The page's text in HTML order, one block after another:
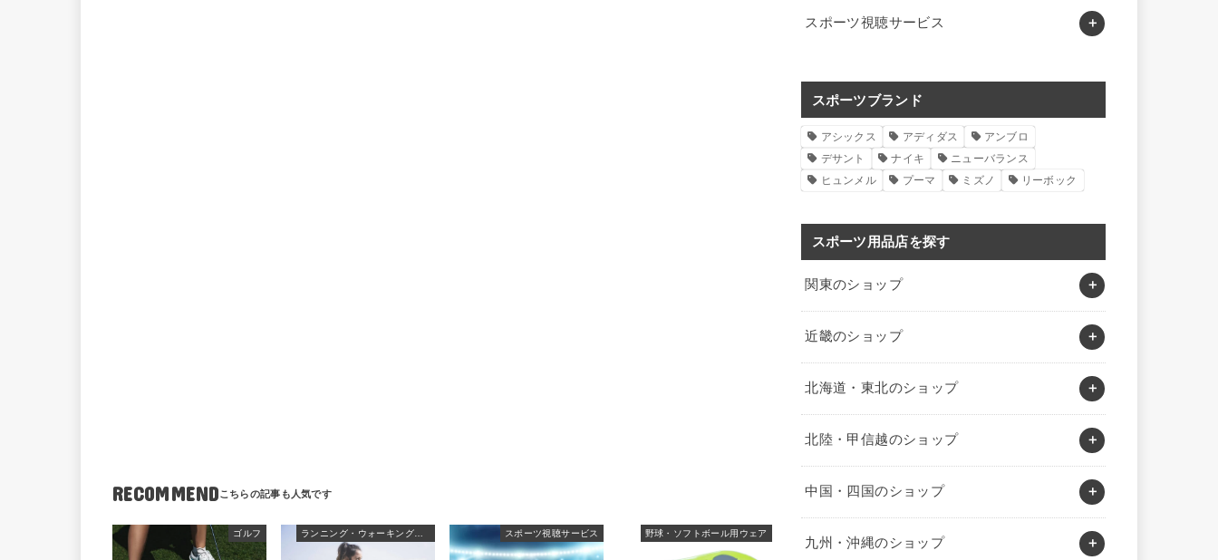
RECOMMEND
ゴルフ スポーツ視聴サービス 野球・ソフトボール用ウェア
スポーツ視聴サービス
スポーツブランド
アシックス アディダス
アンブロ
デサント
ナイキ
ニューバランス
ヒュンメル
プーマ ミズノ リーボック
スポーツ用品店を探す
関東のショップ
近畿のショップ
北海道・東北のショップ
北陸・甲信越のショップ
中国・四国のショップ
九州・沖縄のショップ